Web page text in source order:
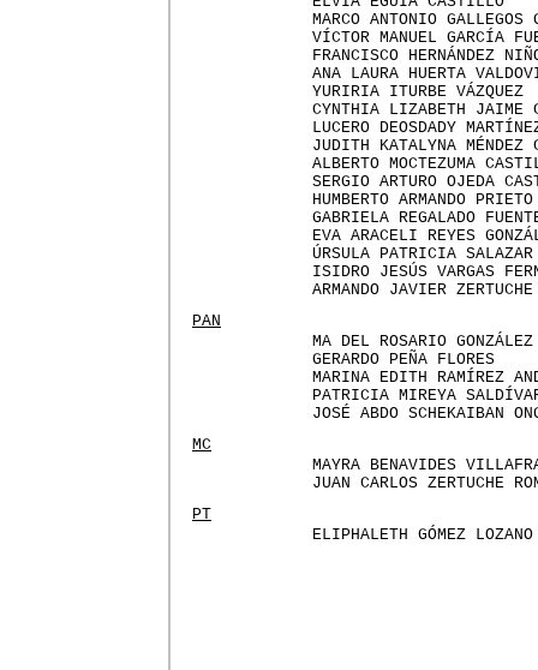
MARCO ANTONIO GALLEGOS
VÍCTOR MANUEL GARCÍA
FRANCISCO HERNÁNDEZ
ANA LAURA HUERTA
YURIRIA ITURBE VÁZQUEZ
CYNTHIA LIZABETH JAIME
LUCERO DEOSDADY
JUDITH KATALYNA MÉNDEZ
ALBERTO MOCTEZUMA
SERGIO ARTURO OJEDA
HUMBERTO ARMANDO
GABRIELA REGALADO
EVA ARACELI REYES
ÚRSULA PATRICIA
ISIDRO JESÚS VARGAS
ARMANDO JAVIER
PAN
MA DEL ROSARIO
GERARDO PEÑA FLORES
MARINA EDITH RAMÍREZ
PATRICIA MIREYA
JOSÉ ABDO SCHEKAIBAN
MC
MAYRA BENAVIDES
JUAN CARLOS ZERTUCHE
PT
ELIPHALETH GÓMEZ LOZANO